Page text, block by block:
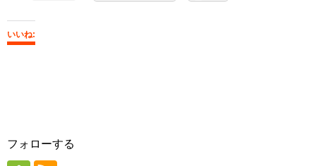
いいね:
フォローする